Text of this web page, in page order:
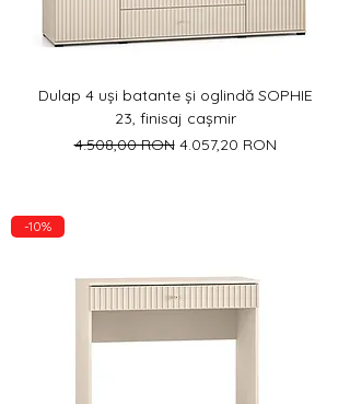
Dulap 4 uși batante și oglindă SOPHIE
23, finisaj cașmir
Preț normal
4.508,00 RON Preț redus
4.057,20 RON
-10%